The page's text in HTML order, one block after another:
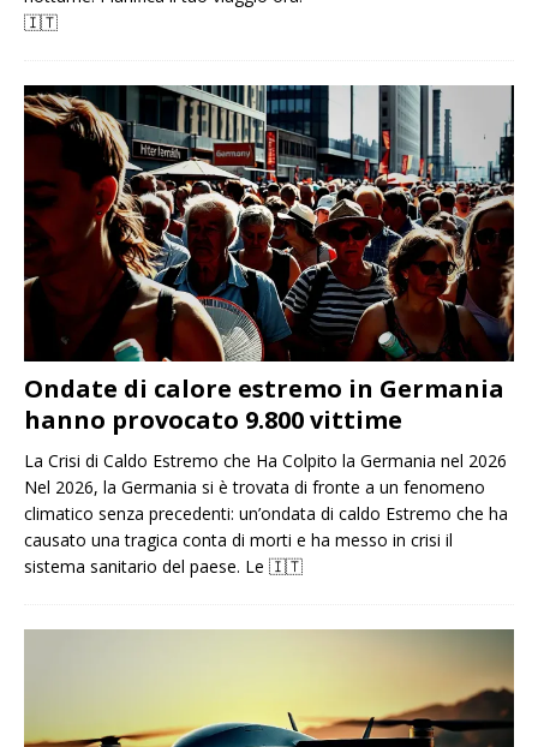
🇮🇹
Ondate di calore estremo in Germania
hanno provocato 9.800 vittime
La Crisi di Caldo Estremo che Ha Colpito la Germania nel 2026
Nel 2026, la Germania si è trovata di fronte a un fenomeno
climatico senza precedenti: un’ondata di caldo Estremo che ha
causato una tragica conta di morti e ha messo in crisi il
sistema sanitario del paese. Le 🇮🇹